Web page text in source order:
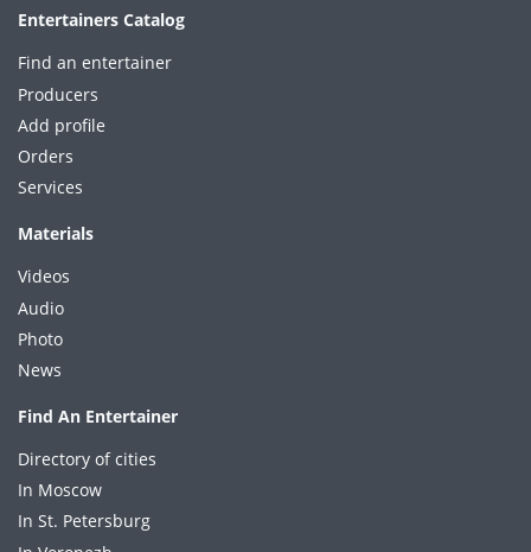
Entertainers Catalog
Find an entertainer
Producers
Add profile
Orders
Services
Materials
Videos
Audio
Photo
News
Find An Entertainer
Directory of cities
In Moscow
In St. Petersburg